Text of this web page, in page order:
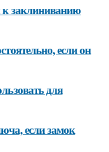
заклиниванию
если он
для
если замок